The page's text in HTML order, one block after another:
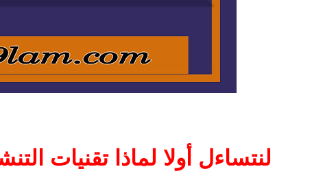
لنتساءل أولا لماذا تقنيات